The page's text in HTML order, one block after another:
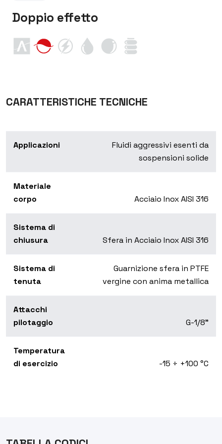
Doppio effetto
CARATTERISTICHE TECNICHE
Applicazioni
Fluidi aggressivi esenti da
sospensioni solide
Materiale
corpo
Acciaio Inox AISI 316
Sistema di
chiusura
Sfera in Acciaio Inox AISI 316
Sistema di
tenuta
Guarnizione sfera in PTFE
vergine con anima metallica
Attacchi
pilotaggio
G-1/8"
Temperatura
di esercizio
-15 ÷ +100 °C